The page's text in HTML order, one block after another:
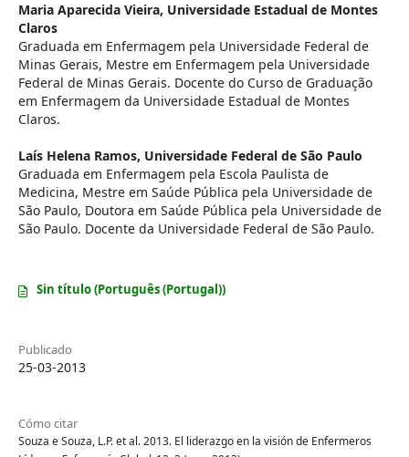
Maria Aparecida Vieira, Universidade Estadual de Montes
Claros
Graduada em Enfermagem pela Universidade Federal de
Minas Gerais, Mestre em Enfermagem pela Universidade
Federal de Minas Gerais. Docente do Curso de Graduação
em Enfermagem da Universidade Estadual de Montes
Claros.
Laís Helena Ramos, Universidade Federal de São Paulo
Graduada em Enfermagem pela Escola Paulista de
Medicina, Mestre em Saúde Pública pela Universidade de
São Paulo, Doutora em Saúde Pública pela Universidade de
São Paulo. Docente da Universidade Federal de São Paulo.
Sin título (Português (Portugal))
Publicado
25-03-2013
Cómo citar
Souza e Souza, L.P. et al. 2013. El liderazgo en la visión de Enfermeros